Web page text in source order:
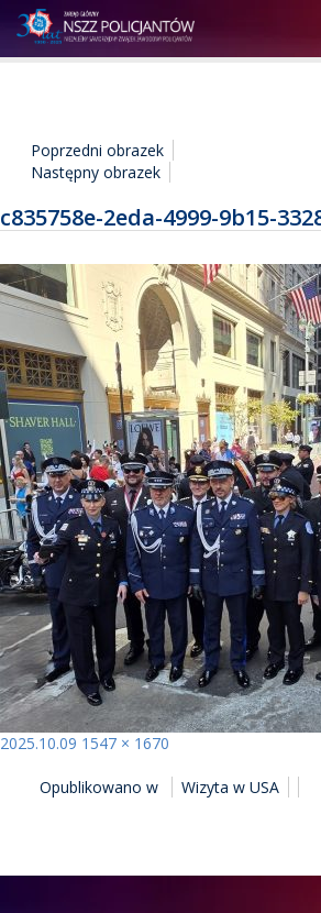
Poprzedni obrazek
Następny obrazek
c835758e-2eda-4999-9b15-
Opublikowano
2025.10.09 Pełny
1547 × 1670
WPISUOpublikowano w Wizyta w USA